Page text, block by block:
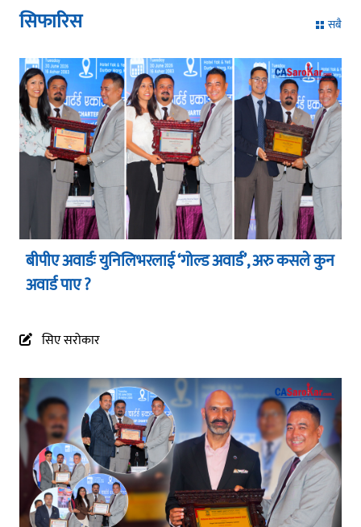
सिफारिस सबै
बीपीए अवार्डः युनिलिभरलाई ‘गोल्ड अवार्ड’, अरु कसले कुन
अवार्ड पाए ?
सिए सरोकार